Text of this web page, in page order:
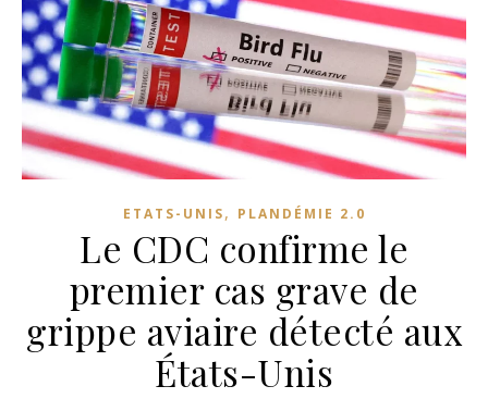
ETATS-UNIS, PLANDÉMIE 2.0
Le CDC confirme le
premier cas grave de
grippe aviaire détecté aux
États-Unis